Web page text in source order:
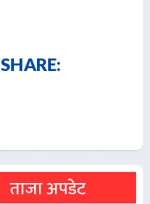
SHARE:
ताजा अपडेट